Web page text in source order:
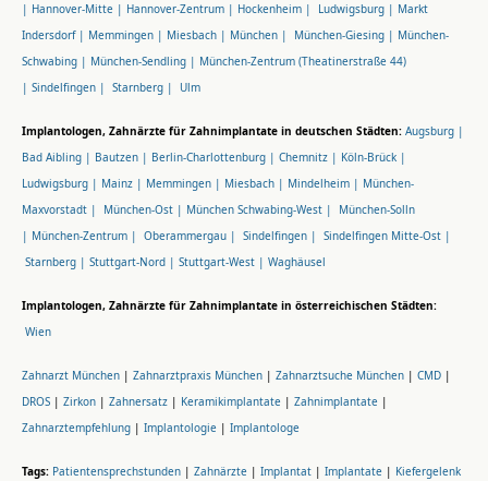
| Hannover-Mitte | Hannover-Zentrum | Hockenheim | Ludwigsburg | Markt
Indersdorf | Memmingen | Miesbach | München | München-Giesing | München-
Schwabing | München-Sendling | München-Zentrum (Theatinerstraße 44)
| Sindelfingen | Starnberg | Ulm
Implantologen, Zahnärzte für Zahnimplantate in deutschen Städten: Augsburg |
Bad Aibling | Bautzen | Berlin-Charlottenburg | Chemnitz | Köln-Brück |
Ludwigsburg | Mainz | Memmingen | Miesbach | Mindelheim | München-
Maxvorstadt |
München-Ost | München Schwabing-West |
München-Solln
| München-Zentrum | Oberammergau | Sindelfingen | Sindelfingen Mitte-Ost |
Starnberg | Stuttgart-Nord | Stuttgart-West | Waghäusel
Implantologen, Zahnärzte für Zahnimplantate in österreichischen Städten:
Wien
Zahnarzt München | Zahnarztpraxis München | Zahnarztsuche München | CMD |
DROS | Zirkon | Zahnersatz | Keramikimplantate | Zahnimplantate |
Zahnarztempfehlung | Implantologie | Implantologe
Tags: Patientensprechstunden | Zahnärzte | Implantat | Implantate | Kiefergelenk